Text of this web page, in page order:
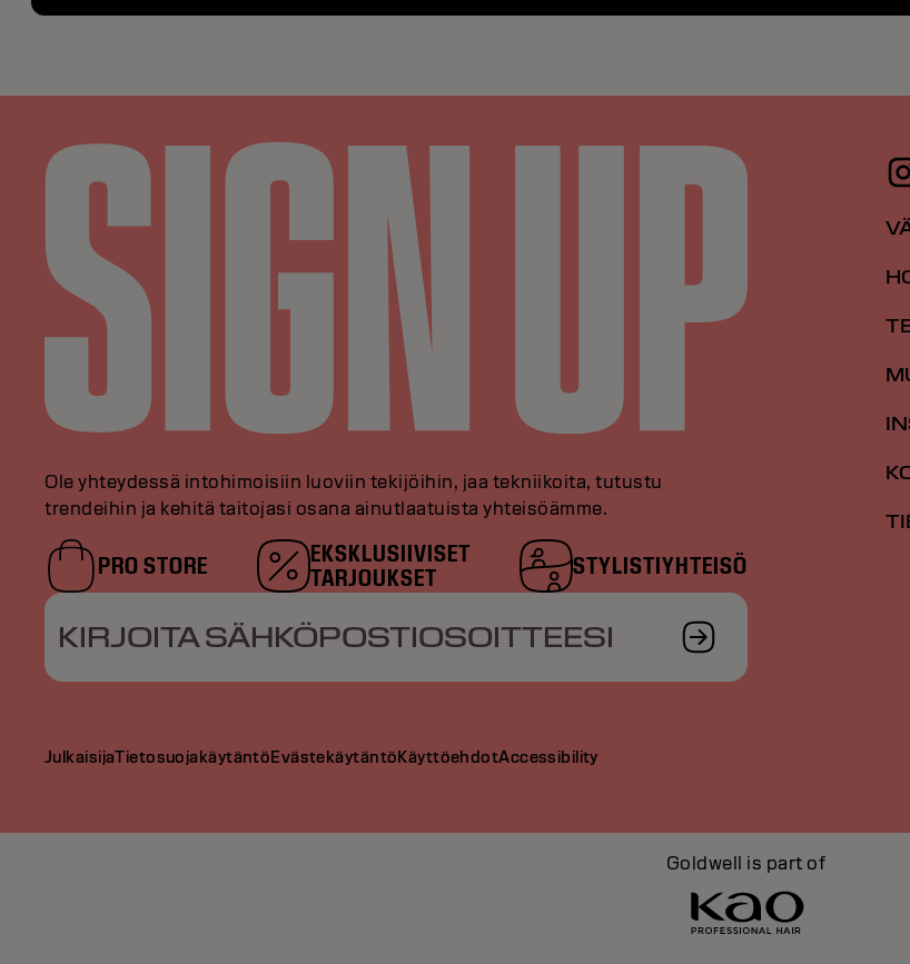
Ole yhteydessä intohimoisiin luoviin tekijöihin, jaa tekniikoita, tutustu
trendeihin ja kehitä taitojasi osana ainutlaatuista yhteisöämme.
PRO STORE
EKSKLUSIIVISET
TARJOUKSET
STYLISTIYHTEISÖ
KIRJOITA SÄHKÖPOSTIOSOITTEESI
JulkaisijaTietosuojakäytäntöEvästekäytäntöKäyttöehdotAccessibility
Goldwell is part of